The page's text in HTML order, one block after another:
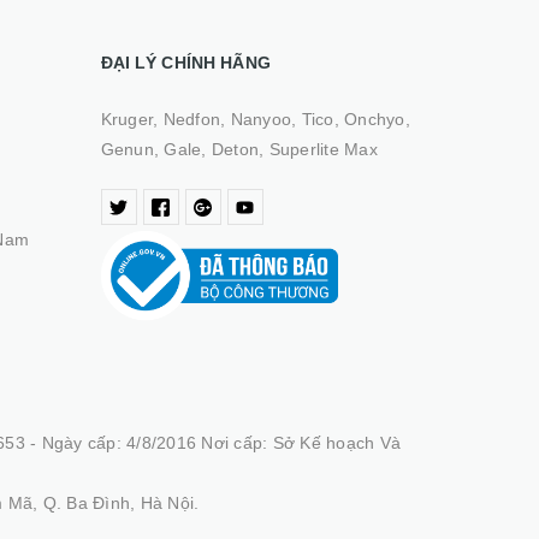
ĐẠI LÝ CHÍNH HÃNG
Kruger, Nedfon, Nanyoo, Tico, Onchyo,
Genun, Gale, Deton, Superlite Max
- Ngày cấp: 4/8/2016 Nơi cấp: Sở Kế hoạch Và
Mã, Q. Ba Đình, Hà Nội.